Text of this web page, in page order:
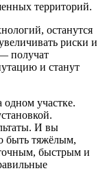
территорий.
останутся
риски и
получат
и станут
одном участке.
И вы
быть тяжёлым,
быстрым и